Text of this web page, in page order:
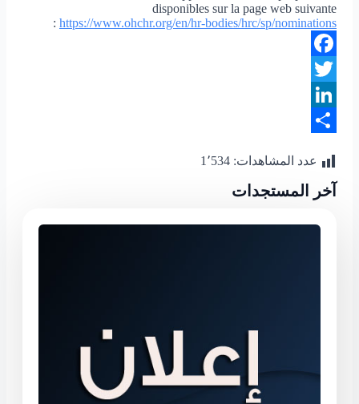
disponibles sur la page web suivante
: https://www.ohchr.org/en/hr-bodies/hrc/sp/nominations
Facebook
Twitter
LinkedIn
عدد المشاهدات: 1٬534
آخر المستجدات